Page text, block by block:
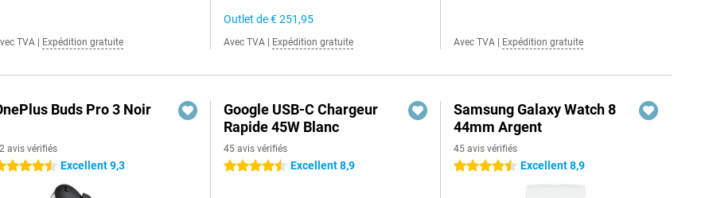
TVA Expédition gratuite
Outlet de€ 251,95
Avec TVA Expédition gratuite Avec TVA Expédition gratuite
Buds Pro 3 Noir
avis vérifiés
étoiles Excellent 9,3
Google USB-C Chargeur
Rapide 45W Blanc
45 avis vérifiés
4.5 étoiles Excellent 8,9
Samsung Galaxy Watch 8
44mm Argent
45 avis vérifiés
4.5 étoiles Excellent 8,9